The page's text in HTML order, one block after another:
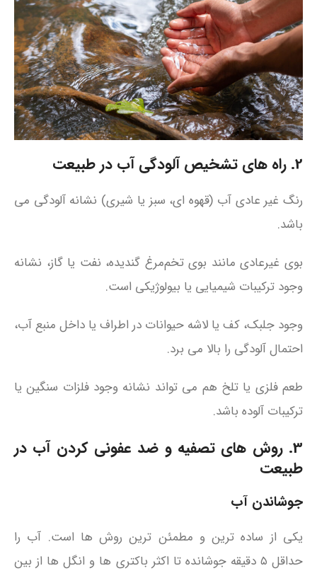
2. راه‌ های تشخیص آلودگی آب در طبیعت
رنگ غیر عادی آب (قهوه‌ ای، سبز یا شیری) نشانه آلودگی می
باشد.
بوی غیرعادی مانند بوی تخم‌مرغ گندیده، نفت یا گاز، نشانه
وجود ترکیبات شیمیایی یا بیولوژیکی است.
وجود جلبک، کف یا لاشه حیوانات در اطراف یا داخل منبع آب،
احتمال آلودگی را بالا می‌ برد.
طعم فلزی یا تلخ هم می‌ تواند نشانه وجود فلزات سنگین یا
ترکیبات آلوده باشد.
3. روش‌ های تصفیه و ضد عفونی کردن آب در
طبیعت
جوشاندن آب
یکی از ساده‌ ترین و مطمئن‌ ترین روش‌ ها است. آب را
حداقل ۵ دقیقه جوشانده تا اکثر باکتری‌ ها و انگل‌ ها از بین